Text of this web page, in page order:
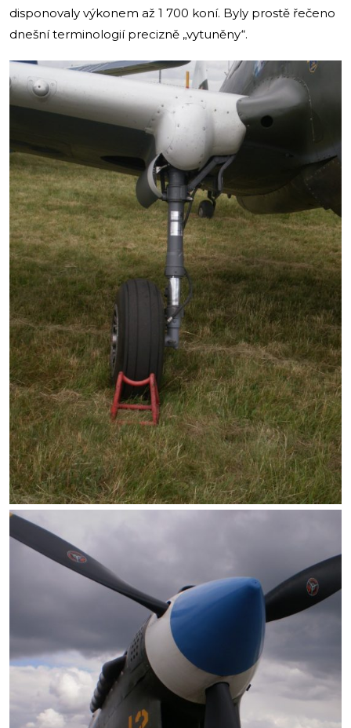
disponovaly výkonem až 1 700 koní. Byly prostě řečeno
dnešní terminologií precizně „vytuněny“.